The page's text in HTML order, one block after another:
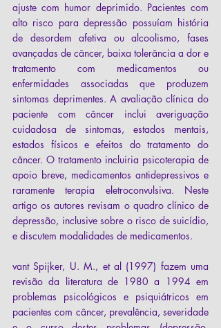
ajuste com humor deprimido. Pacientes com
alto risco para depressão possuíam história
de desordem afetiva ou alcoolismo, fases
avançadas de câncer, baixa tolerância a dor e
tratamento com medicamentos ou
enfermidades associadas que produzem
sintomas deprimentes. A avaliação clínica do
paciente com câncer inclui averiguação
cuidadosa de sintomas, estados mentais,
estados físicos e efeitos do tratamento do
câncer. O tratamento incluiria psicoterapia de
apoio breve, medicamentos antidepressivos e
raramente terapia eletroconvulsiva. Neste
artigo os autores revisam o quadro clínico de
depressão, inclusive sobre o risco de suicídio,
e discutem modalidades de medicamentos.
vant Spijker, U. M., et al (1997) fazem uma
revisão da literatura de 1980 a 1994 em
problemas psicológicos e psiquiátricos em
pacientes com câncer, prevalência, severidade